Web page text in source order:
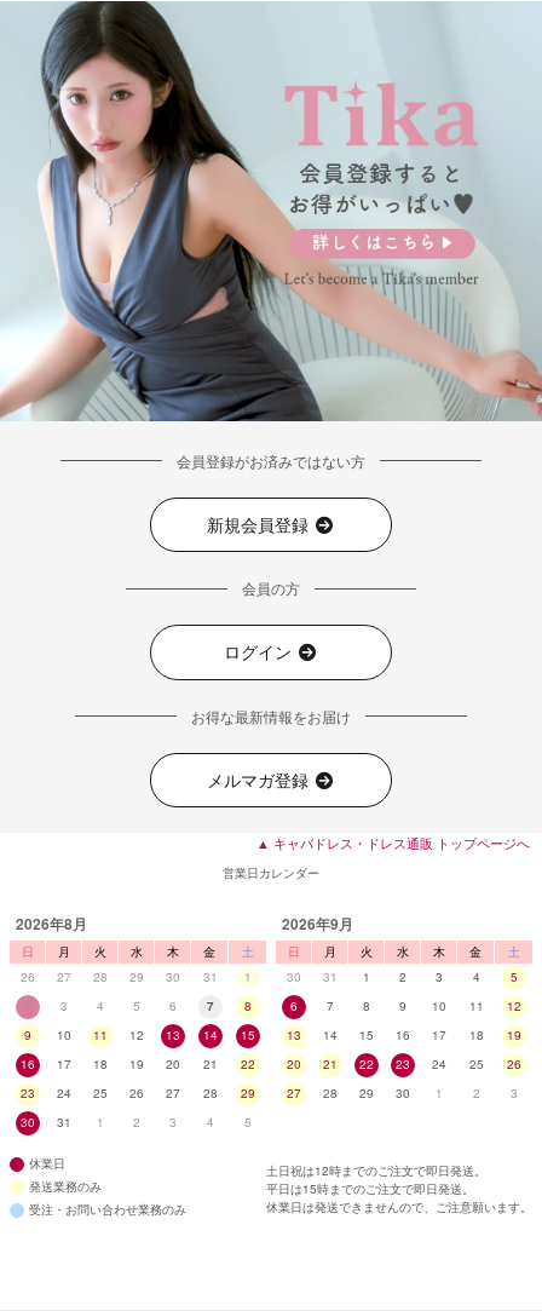
■ディティール
会員登録がお済みではない方
新規会員登録
会員の方
ログイン
お得な最新情報をお届け
メルマガ登録
▲ キャバドレス・ドレス通販 トップページへ
営業日カレンダー
2026年8月
日 月 火 水 木 金
土
26
27 28 29 30 31
1
2
3 4 5 6 7
8
9
10 11 12 13 14
15
16
17 18 19 20 21
22
23
24 25 26 27 28
29
30
31 1 2 3 4 5
2026年9月
日 月 火 水 木 金
土
30
31 1 2 3 4
5
6
7 8 9 10 11
12
13
14 15 16 17 18
19
20
21 22 23 24 25
26
27
28 29 30 1 2 3
休業日
発送業務のみ
受注・お問い合わせ業務のみ
土日祝は12時までのご注文で即日発送。
平日は15時までのご注文で即日発送。
休業日は発送できませんので、ご注意願います。